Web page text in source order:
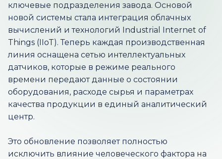
ключевые подразделения завода. Основой
новой системы стала интеграция облачных
вычислений и технологий Industrial Internet of
Things (IIoT). Теперь каждая производственная
линия оснащена сетью интеллектуальных
датчиков, которые в режиме реального
времени передают данные о состоянии
оборудования, расходе сырья и параметрах
качества продукции в единый аналитический
центр.
Это обновление позволяет полностью
исключить влияние человеческого фактора на